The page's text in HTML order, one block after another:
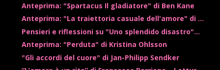
Anteprima: "Spartacus Il gladiatore" di Ben Kane
Anteprima: "La traiettoria casuale dell'amore" di ...
Pensieri e riflessioni su "Uno splendido disastro"...
Anteprima: "Perduta" di Kristina Ohlsson
"Gli accordi del cuore" di Jan-Philipp Sendker